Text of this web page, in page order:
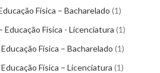
Física – Bacharelado 1
Física - Licenciatura 1
Física – Bacharelado 1
Física – Licenciatura 1